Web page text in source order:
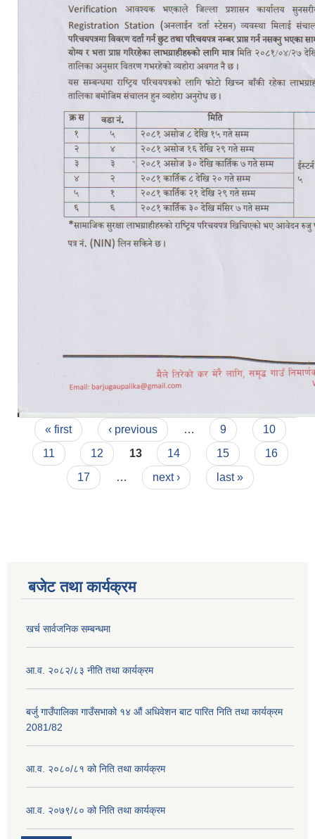
Pages
« first ‹ previous … 9
10
11
12 13 14 15
16
17
… next › last »
बजेट तथा कार्यक्रम
खर्च सार्वजनिक सम्बन्धमा
आ.व. २०८२/८३ नीति तथा कार्यक्रम
बर्जु गाउँपालिका गाउँसभाको १४ औं अधिवेशन बाट पारित निति तथा कार्यक्रम
2081/82
आ.व. २०८०/८१ को निति तथा कार्यक्रम
आ.व. २०७९/८० को निति तथा कार्यक्रम